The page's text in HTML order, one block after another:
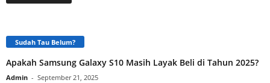
Sudah Tau Belum?
Apakah Samsung Galaxy S10 Masih Layak Beli di Tahun 2025?
Admin - September 21, 2025